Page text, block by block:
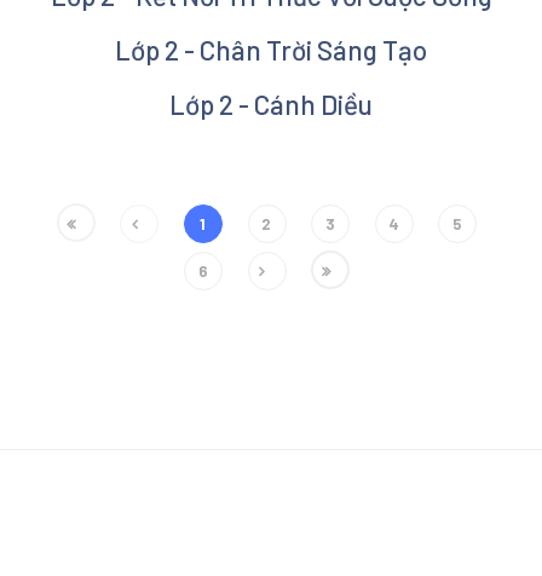
Lớp 2 - Chân Trời Sáng Tạo
Lớp 2 - Cánh Diều
1 2 3 4 5
6